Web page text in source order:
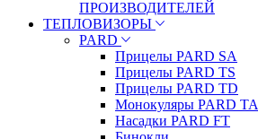
ПРОИЗВОДИТЕЛЕЙ
ТЕПЛОВИЗОРЫ
PARD
Прицелы PARD SA
Прицелы PARD TS
Прицелы PARD TD
Монокуляры PARD TA
Насадки PARD FT